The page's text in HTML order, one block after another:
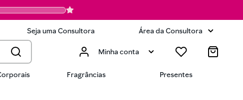
Seja uma Consultora Área da Consultora
Minha conta
Fragrâncias Presentes